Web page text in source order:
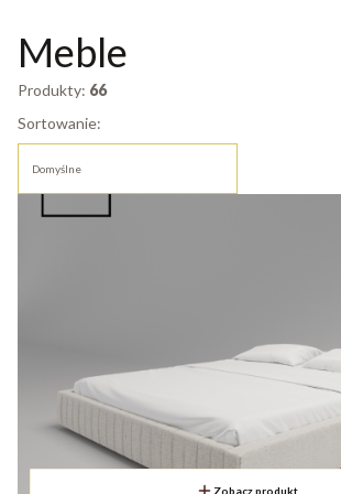
Meble
Produkty: 66
Lista produktów
Sortowanie:
Domyślne
Zobacz produkt